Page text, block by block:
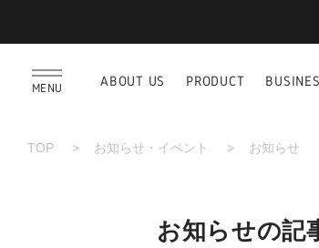
ABOUT US PRODUCT
MENU
TOP お知らせ・イベント お知らせ
お知らせの記